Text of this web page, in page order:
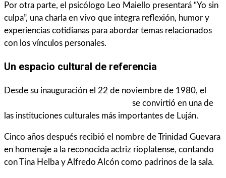
Por otra parte, el psicólogo Leo Maiello presentará “Yo sin
culpa”, una charla en vivo que integra reflexión, humor y
experiencias cotidianas para abordar temas relacionados
con los vínculos personales.
Un espacio cultural de referencia
Desde su inauguración el 22 de noviembre de 1980, el
se convirtió en una de
las instituciones culturales más importantes de Luján.
Cinco años después recibió el nombre de Trinidad Guevara
en homenaje a la reconocida actriz rioplatense, contando
con Tina Helba y Alfredo Alcón como padrinos de la sala.